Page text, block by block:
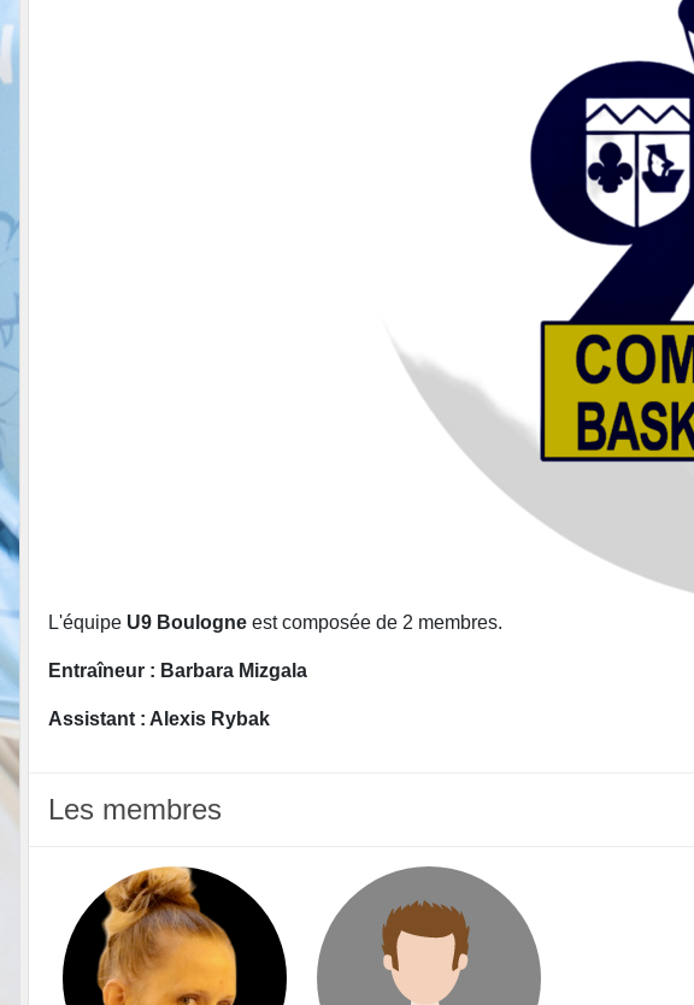
L'équipe U9 Boulogne est composée de 2 membres.
Entraîneur : Barbara Mizgala
Assistant : Alexis Rybak
Les membres